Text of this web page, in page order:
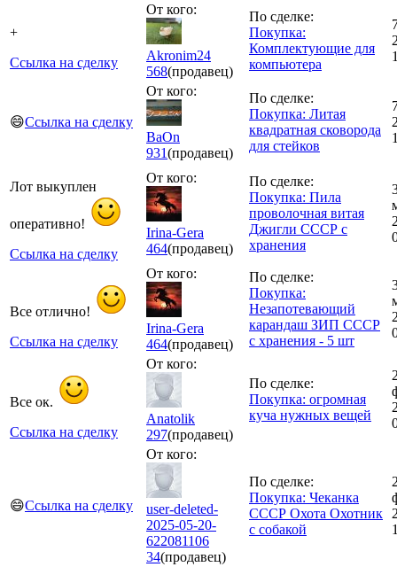
+
Ссылка на сделку
От кого:
Akronim24
568(продавец)
По сделке:
Покупка:
Комплектующие для
компьютера
😄Ссылка на сделку
От кого:
BaOn
931(продавец)
По сделке:
Покупка: Литая
квадратная сковорода
для стейков
Лот выкуплен
оперативно!
Ссылка на сделку
От кого:
Irina-Gera
464(продавец)
По сделке:
Покупка: Пила
проволочная витая
Джигли СССР с
хранения
Все отлично!
Ссылка на сделку
От кого:
Irina-Gera
464(продавец)
По сделке:
Покупка:
Незапотевающий
карандаш ЗИП СССР
с хранения - 5 шт
Все ок.
Ссылка на сделку
От кого:
Anatolik
297(продавец)
По сделке:
Покупка: огромная
куча нужных вещей
😄Ссылка на сделку
От кого:
user-deleted-
2025-05-20-
622081106
34(продавец)
По сделке:
Покупка: Чеканка
СССР Охота Охотник
с собакой